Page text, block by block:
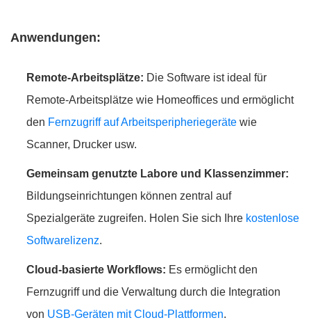
Anwendungen:
Remote-Arbeitsplätze: Die Software ist ideal für
Remote-Arbeitsplätze wie Homeoffices und ermöglicht
den Fernzugriff auf Arbeitsperipheriegeräte wie
Scanner, Drucker usw.
Gemeinsam genutzte Labore und Klassenzimmer:
Bildungseinrichtungen können zentral auf
Spezialgeräte zugreifen. Holen Sie sich Ihre kostenlose
Softwarelizenz.
Cloud-basierte Workflows: Es ermöglicht den
Fernzugriff und die Verwaltung durch die Integration
von USB-Geräten mit Cloud-Plattformen.